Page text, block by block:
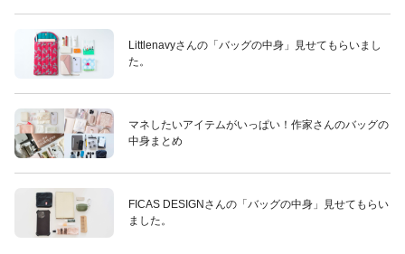
Littlenavyさんの「バッグの中身」見せてもらいまし
た。
マネしたいアイテムがいっぱい！作家さんのバッグの
中身まとめ
FICAS DESIGNさんの「バッグの中身」見せてもらい
ました。